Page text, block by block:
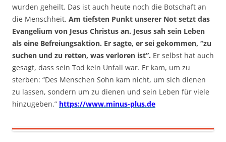
wurden geheilt. Das ist auch heute noch die Botschaft an
die Menschheit. Am tiefsten Punkt unserer Not setzt das
Evangelium von Jesus Christus an. Jesus sah sein Leben
als eine Befreiungsaktion. Er sagte, er sei gekommen, “zu
suchen und zu retten, was verloren ist”. Er selbst hat auch
gesagt, dass sein Tod kein Unfall war. Er kam, um zu
sterben: “Des Menschen Sohn kam nicht, um sich dienen
zu lassen, sondern um zu dienen und sein Leben für viele
hinzugeben.” https://www.minus-plus.de